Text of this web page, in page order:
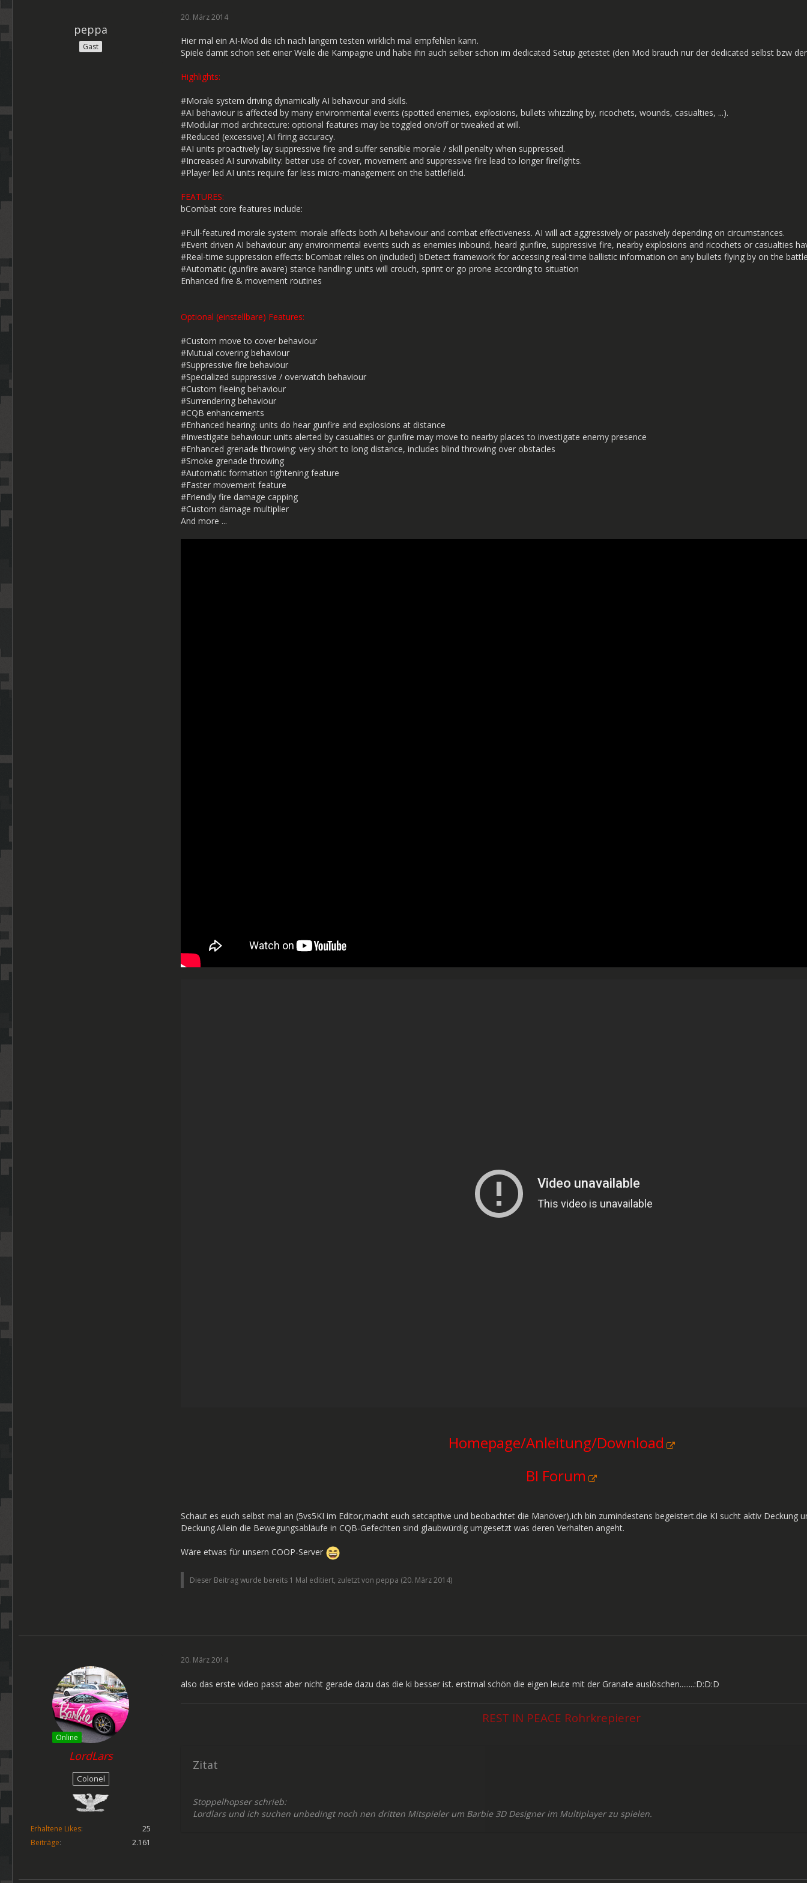
peppa
Gast
20. März 2014
Hier mal ein AI-Mod die ich nach langem testen wirklich mal empfehlen kann.
Spiele damit schon seit einer Weile die Kampagne und habe ihn auch selber schon im dedicated Setup getestet (den Mod brauch nur der dedicated selbst bzw
Highlights:
#Morale system driving dynamically AI behavour and skills.
#AI behaviour is affected by many environmental events (spotted enemies, explosions, bullets whizzling by, ricochets, wounds, casualties, ...).
#Modular mod architecture: optional features may be toggled on/off or tweaked at will.
#Reduced (excessive) AI firing accuracy.
#AI units proactively lay suppressive fire and suffer sensible morale / skill penalty when suppressed.
#Increased AI survivability: better use of cover, movement and suppressive fire lead to longer firefights.
#Player led AI units require far less micro-management on the battlefield.
FEATURES:
bCombat core features include:
#Full-featured morale system: morale affects both AI behaviour and combat effectiveness. AI will act aggressively or passively depending on circumstances.
#Event driven AI behaviour: any environmental events such as enemies inbound, heard gunfire, suppressive fire, nearby explosions and ricochets or casualties
#Real-time suppression effects: bCombat relies on (included) bDetect framework for accessing real-time ballistic information on any bullets flying by on the
#Automatic (gunfire aware) stance handling: units will crouch, sprint or go prone according to situation
Enhanced fire & movement routines
Optional (einstellbare) Features:
#Custom move to cover behaviour
#Mutual covering behaviour
#Suppressive fire behaviour
#Specialized suppressive / overwatch behaviour
#Custom fleeing behaviour
#Surrendering behaviour
#CQB enhancements
#Enhanced hearing: units do hear gunfire and explosions at distance
#Investigate behaviour: units alerted by casualties or gunfire may move to nearby places to investigate enemy presence
#Enhanced grenade throwing: very short to long distance, includes blind throwing over obstacles
#Smoke grenade throwing
#Automatic formation tightening feature
#Faster movement feature
#Friendly fire damage capping
#Custom damage multiplier
And more ...
Homepage/Anleitung/Download
BI Forum
Schaut es euch selbst mal an (5vs5KI im Editor,macht euch setcaptive und beobachtet die Manöver),ich bin zumindestens begeistert.die KI sucht aktiv Deckung
Deckung.Allein die Bewegungsabläufe in CQB-Gefechten sind glaubwürdig umgesetzt was deren Verhalten angeht.
Wäre etwas für unsern COOP-Server
Dieser Beitrag wurde bereits 1 Mal editiert, zuletzt von peppa (20. März 2014)
Online
LordLars
Colonel
Erhaltene Likes
25
Beiträge
2.161
20. März 2014
also das erste video passt aber nicht gerade dazu das die ki besser ist. erstmal schön die eigen leute mit der Granate auslöschen........:D:D:D
REST IN PEACE Rohrkrepierer
Zitat
Stoppelhopser schrieb:
Lordlars und ich suchen unbedingt noch nen dritten Mitspieler um Barbie 3D Designer im Multiplayer zu spielen.